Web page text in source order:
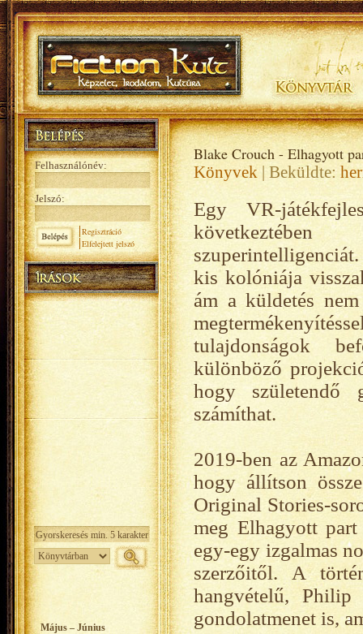
Felhasználónév:
Jelszó:
Regisztráció
Elfelejtett jelszó
Május – Június
Blake Crouch - Elhagyott
Könyvek | Beküldte:
Egy VR-
kis kolóniája
ám a küldetés
tulajdonságok
különböző
hogy születendő
számíthat.
2019-ben az
hogy állítson
Original Stories-
meg Elhagyott
egy-egy izgalmas
szerzőitől. A
hangvételű,
gondolatmenet is,